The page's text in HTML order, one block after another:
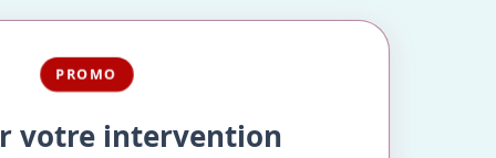
PROMO
votre intervention